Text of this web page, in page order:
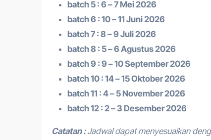
batch 5 : 6 – 7 Mei 2026
batch 6 : 10 – 11 Juni 2026
batch 7 : 8 – 9 Juli 2026
batch 8 : 5 – 6 Agustus 2026
batch 9 : 9 – 10 September 2026
batch 10 : 14 – 15 Oktober 2026
batch 11 : 4 – 5 November 2026
batch 12 : 2 – 3 Desember 2026
Catatan :Jadwal dapat menyesuaikan